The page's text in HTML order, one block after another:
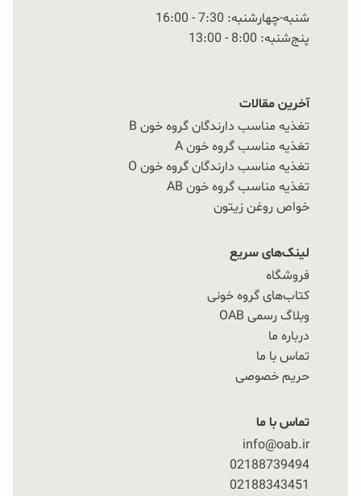
شنبه-چهارشنبه: 7:30 - 16:00
پنج‌شنبه: 8:00 - 13:00
آخرین مقالات
تغذیه مناسب دارندگان گروه خون B
تغذیه مناسب گروه خون A
تغذیه مناسب دارندگان گروه خون O
تغذیه مناسب گروه خون AB
خواص روغن زیتون
لینک‌های سریع
فروشگاه
کتاب‌های گروه خونی
وبلاگ رسمی OAB
درباره ما
تماس با ما
حریم خصوصی
تماس با ما
info@oab.ir
02188739494
02188343451